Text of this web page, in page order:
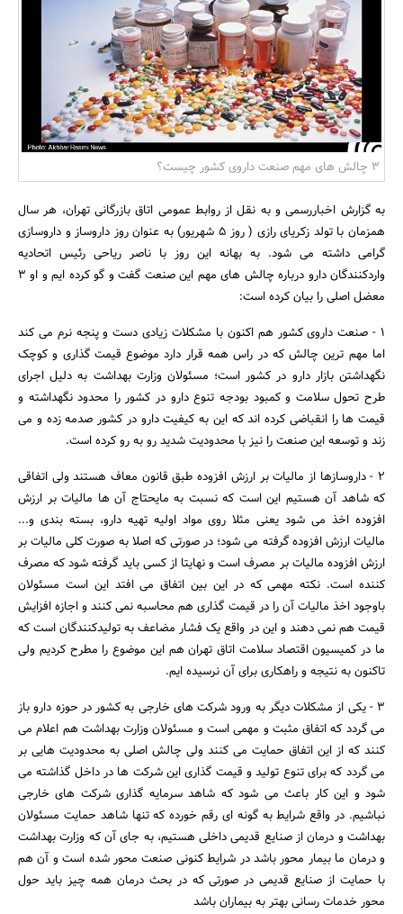
بانک، بیمه و سرمایه
مسکن و ساختمان
جستجو
3 چالش های مهم صنعت داروی کشور چیست؟
به گزارش اخباررسمی و به نقل از روابط عمومی اتاق بازرگانی تهران، هر سال
همزمان با تولد زکریای رازی ( روز 5 شهریور) به عنوان روز داروساز و داروسازی
گرامی داشته می شود. به بهانه این روز با ناصر ریاحی رئیس اتحادیه
واردکنندگان دارو درباره چالش های مهم این صنعت گفت و گو کرده ایم و او 3
معضل اصلی را بیان کرده است:
1 - صنعت داروی کشور هم اکنون با مشکلات زیادی دست و پنجه نرم می کند
اما مهم ترین چالش که در راس همه قرار دارد موضوع قیمت گذاری و کوچک
نگهداشتن بازار دارو در کشور است؛ مسئولان وزارت بهداشت به دلیل اجرای
طرح تحول سلامت و کمبود بودجه تنوع دارو در کشور را محدود نگهداشته و
قیمت ها را انقباضی کرده اند که این به کیفیت دارو در کشور صدمه زده و می
زند و توسعه این صنعت را نیز با محدودیت شدید رو به رو کرده است.
2 - داروسازها از مالیات بر ارزش افزوده طبق قانون معاف هستند ولی اتفاقی
که شاهد آن هستیم این است که نسبت به مایحتاج آن ها مالیات بر ارزش
افزوده اخذ می شود یعنی مثلا روی مواد اولیه تهیه دارو، بسته بندی و...
مالیات ارزش افزوده گرفته می شود؛ در صورتی که اصلا به صورت کلی مالیات بر
ارزش افزوده مالیات بر مصرف است و نهایتا از کسی باید گرفته شود که مصرف
کننده است. نکته مهمی که در این بین اتفاق می افتد این است مسئولان
باوجود اخذ مالیات آن را در قیمت گذاری هم محاسبه نمی کنند و اجازه افزایش
قیمت هم نمی دهند و این در واقع یک فشار مضاعف به تولیدکنندگان است که
ما در کمیسیون اقتصاد سلامت اتاق تهران هم این موضوع را مطرح کردیم ولی
تاکنون به نتیجه و راهکاری برای آن نرسیده ایم.
3 - یکی از مشکلات دیگر به ورود شرکت های خارجی به کشور در حوزه دارو باز
می گردد که اتفاق مثبت و مهمی است و مسئولان وزارت بهداشت هم اعلام می
کنند که از این اتفاق حمایت می کنند ولی چالش اصلی به محدودیت هایی بر
می گردد که برای تنوع تولید و قیمت گذاری این شرکت ها در داخل گذاشته می
شود و این کار باعث می شود که شاهد سرمایه گذاری شرکت های خارجی
نباشیم. در واقع شرایط به گونه ای رقم خورده که تنها شاهد حمایت مسئولان
بهداشت و درمان از صنایع قدیمی داخلی هستیم، به جای آن که وزارت بهداشت
و درمان ما بیمار محور باشد در شرایط کنونی صنعت محور شده است و آن هم
با حمایت از صنایع قدیمی در صورتی که در بحث درمان همه چیز باید حول
محور خدمات رسانی بهتر به بیماران باشد